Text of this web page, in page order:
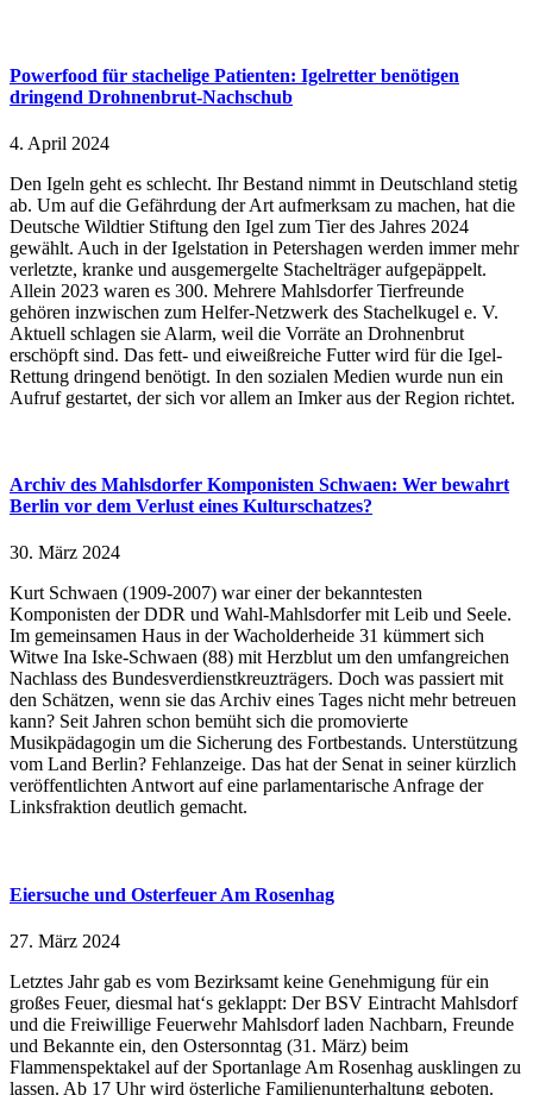
Powerfood für stachelige Patienten: Igelretter benötigen
dringend Drohnenbrut-Nachschub
4. April 2024
Den Igeln geht es schlecht. Ihr Bestand nimmt in Deutschland stetig
ab. Um auf die Gefährdung der Art aufmerksam zu machen, hat die
Deutsche Wildtier Stiftung den Igel zum Tier des Jahres 2024
gewählt. Auch in der Igelstation in Petershagen werden immer mehr
verletzte, kranke und ausgemergelte Stachelträger aufgepäppelt.
Allein 2023 waren es 300. Mehrere Mahlsdorfer Tierfreunde
gehören inzwischen zum Helfer-Netzwerk des Stachelkugel e. V.
Aktuell schlagen sie Alarm, weil die Vorräte an Drohnenbrut
erschöpft sind. Das fett- und eiweißreiche Futter wird für die Igel-
Rettung dringend benötigt. In den sozialen Medien wurde nun ein
Aufruf gestartet, der sich vor allem an Imker aus der Region richtet.
Archiv des Mahlsdorfer Komponisten Schwaen: Wer bewahrt
Berlin vor dem Verlust eines Kulturschatzes?
30. März 2024
Kurt Schwaen (1909-2007) war einer der bekanntesten
Komponisten der DDR und Wahl-Mahlsdorfer mit Leib und Seele.
Im gemeinsamen Haus in der Wacholderheide 31 kümmert sich
Witwe Ina Iske-Schwaen (88) mit Herzblut um den umfangreichen
Nachlass des Bundesverdienstkreuzträgers. Doch was passiert mit
den Schätzen, wenn sie das Archiv eines Tages nicht mehr betreuen
kann? Seit Jahren schon bemüht sich die promovierte
Musikpädagogin um die Sicherung des Fortbestands. Unterstützung
vom Land Berlin? Fehlanzeige. Das hat der Senat in seiner kürzlich
veröffentlichten Antwort auf eine parlamentarische Anfrage der
Linksfraktion deutlich gemacht.
Eiersuche und Osterfeuer Am Rosenhag
27. März 2024
Letztes Jahr gab es vom Bezirksamt keine Genehmigung für ein
großes Feuer, diesmal hat‘s geklappt: Der BSV Eintracht Mahlsdorf
und die Freiwillige Feuerwehr Mahlsdorf laden Nachbarn, Freunde
und Bekannte ein, den Ostersonntag (31. März) beim
Flammenspektakel auf der Sportanlage Am Rosenhag ausklingen zu
lassen. Ab 17 Uhr wird österliche Familienunterhaltung geboten.